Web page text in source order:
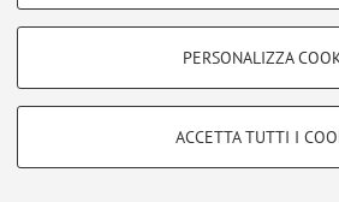
COOKIE TECNICI - NECESSARI
Si tratta di cookie tecnici utilizzati, a titolo
PERSONALIZZA
ACCETTA TUTTI I
© 2026 - ALMA MATER STUDIORUM -
Zamboni, 33 - 40126 Bologna -
|Note legali|